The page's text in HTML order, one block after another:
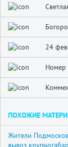
24
Номер
ПОХОЖИЕ
Жители
вывоз